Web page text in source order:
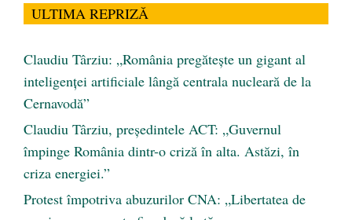
ULTIMA REPRIZĂ
Claudiu Târziu: „România pregătește un gigant al
inteligenței artificiale lângă centrala nucleară de la
Cernavodă”
Claudiu Târziu, președintele ACT: „Guvernul
împinge România dintr-o criză în alta. Astăzi, în
criza energiei.”
Protest împotriva abuzurilor CNA: „Libertatea de